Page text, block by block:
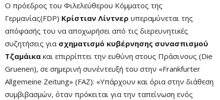
Ο πρόεδρος του Φιλελεύθερου Κόμματος της
Γερμανίας(FDP) Κρίστιαν Λίντνερ υπεραμύνεται της
απόφασής του να αποχωρήσει από τις διερευνητικές
συζητήσεις για σχηματισμό κυβέρνησης συνασπισμού
Τζαμάικα και επιρρίπτει την ευθύνη στους Πράσινους (Die
Gruenen), σε σημερινή συνέντευξή του στην «Frankfurter
Allgemeine Zeitung» (FAZ): «Υπάρχουν και όρια στην διάθεση
συμβιβασμών, όταν πρόκειται για την ταπείνωση ενός